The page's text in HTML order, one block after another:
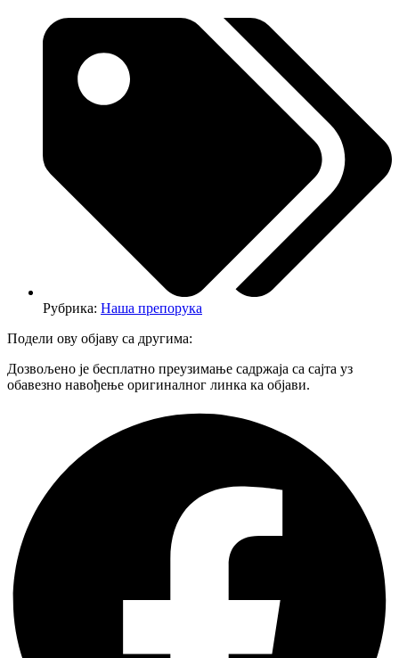
Рубрика: Наша препорука
Подели ову објаву са другима:
Дозвољено је бесплатно преузимање садржаја са сајта уз
обавезно навођење оригиналног линка ка објави.